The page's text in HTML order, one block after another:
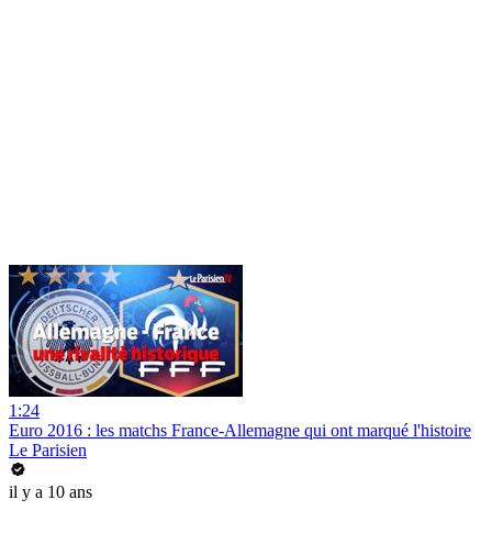
1:24
Euro 2016 : les matchs France-Allemagne qui ont marqué l'histoire
Le Parisien
il y a 10 ans